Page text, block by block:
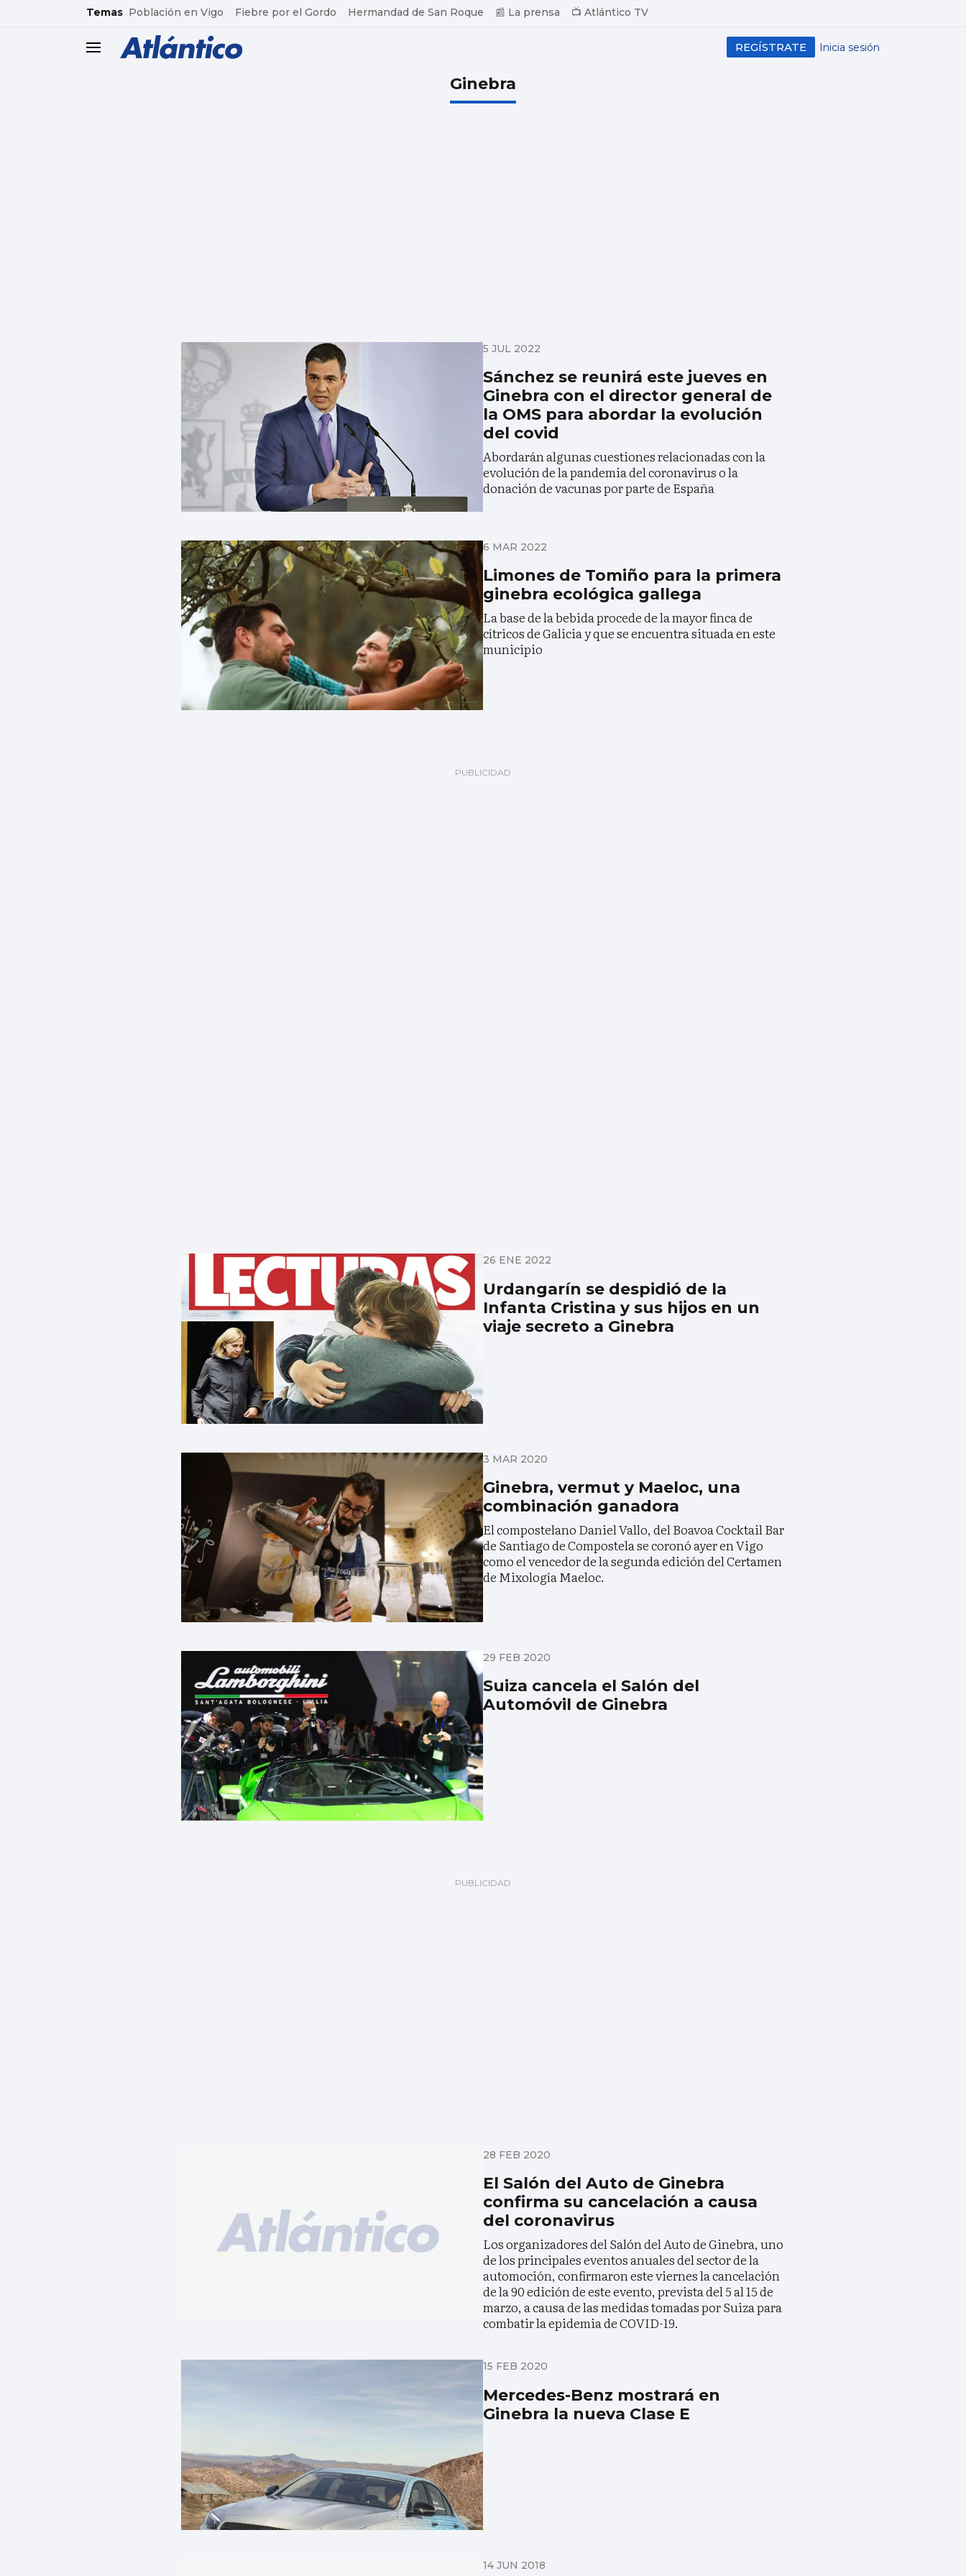
common.go-to-content
Temas Población en Vigo Fiebre por el Gordo Hermandad de San Roque 📰 La prensa 📺 Atlántico TV
header.menu.open Inicia sesión
REGÍSTRATE
Ginebra
5 JUL 2022
Sánchez se reunirá este jueves en
Ginebra con el director general de
la OMS para abordar la evolución
del covid
Abordarán algunas cuestiones relacionadas con la
evolución de la pandemia del coronavirus o la
donación de vacunas por parte de España
6 MAR 2022
Limones de Tomiño para la primera
ginebra ecológica gallega
La base de la bebida procede de la mayor finca de
cítricos de Galicia y que se encuentra situada en este
municipio
26 ENE 2022
Urdangarín se despidió de la
Infanta Cristina y sus hijos en un
viaje secreto a Ginebra
3 MAR 2020
Ginebra, vermut y Maeloc, una
combinación ganadora
El compostelano Daniel Vallo, del Boavoa Cocktail Bar
de Santiago de Compostela se coronó ayer en Vigo
como el vencedor de la segunda edición del Certamen
de Mixología Maeloc.
29 FEB 2020
Suiza cancela el Salón del
Automóvil de Ginebra
28 FEB 2020
El Salón del Auto de Ginebra
confirma su cancelación a causa
del coronavirus
Los organizadores del Salón del Auto de Ginebra, uno
de los principales eventos anuales del sector de la
automoción, confirmaron este viernes la cancelación
de la 90 edición de este evento, prevista del 5 al 15 de
marzo, a causa de las medidas tomadas por Suiza para
combatir la epidemia de COVID-19.
15 FEB 2020
Mercedes-Benz mostrará en
Ginebra la nueva Clase E
14 JUN 2018